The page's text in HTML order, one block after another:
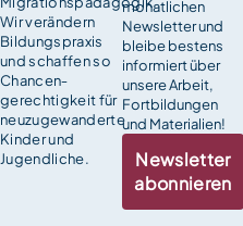
Wir verändern
Bildungspraxis
und schaffen so
Chancen­
gerechtigkeit für
neuzugewanderte
Kinder und
Jugendliche.
monatlichen
Newsletter und
bleibe bestens
informiert über
unsere Arbeit,
Fortbildungen
und Materialien!
Newsletter
abonnieren